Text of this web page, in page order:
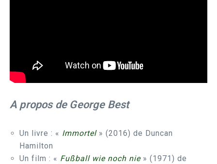
A propos de George Best
Un livre : « Immortel» (2016) de Duncan
Hamilton
Un film : « Fußball wie noch nie» (1971) de